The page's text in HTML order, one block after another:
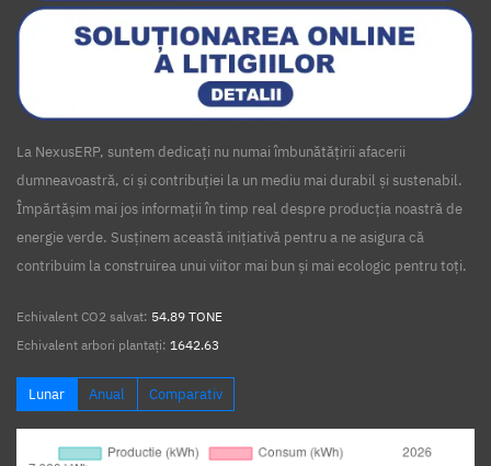
La NexusERP, suntem dedicați nu numai îmbunătățirii afacerii
dumneavoastră, ci și contribuției la un mediu mai durabil și sustenabil.
Împărtășim mai jos informații în timp real despre producția noastră de
energie verde. Susținem această inițiativă pentru a ne asigura că
contribuim la construirea unui viitor mai bun și mai ecologic pentru toți.
Echivalent CO2 salvat: 54.89 TONE
Echivalent arbori plantați: 1642.63
Lunar Anual Comparativ